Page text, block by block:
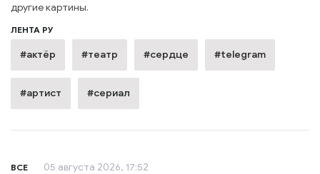
другие картины.
ЛЕНТА РУ
#актёр #театр #сердце #telegram
#артист #сериал
ВСЕ 05 августа 2026, 17:52